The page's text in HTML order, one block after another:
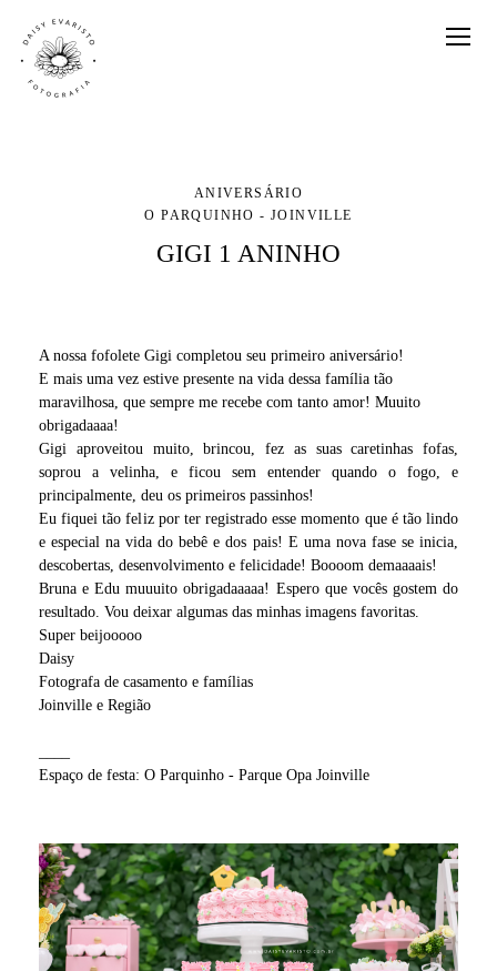
ANIVERSÁRIO
O PARQUINHO - JOINVILLE
GIGI 1 ANINHO
A nossa fofolete Gigi completou seu primeiro aniversário!
E mais uma vez estive presente na vida dessa família tão
maravilhosa, que sempre me recebe com tanto amor! Muuito
obrigadaaaa!
Gigi aproveitou muito, brincou, fez as suas caretinhas fofas,
soprou a velinha, e ficou sem entender quando o fogo, e
principalmente, deu os primeiros passinhos!
Eu fiquei tão feliz por ter registrado esse momento que é tão lindo
e especial na vida do bebê e dos pais! E uma nova fase se inicia,
descobertas, desenvolvimento e felicidade! Boooom demaaaais!
Bruna e Edu muuuito obrigadaaaaa! Espero que vocês gostem do
resultado. Vou deixar algumas das minhas imagens favoritas.
Super beijooooo
Daisy
Fotografa de casamento e famílias
Joinville e Região
Espaço de festa: O Parquinho - Parque Opa Joinville